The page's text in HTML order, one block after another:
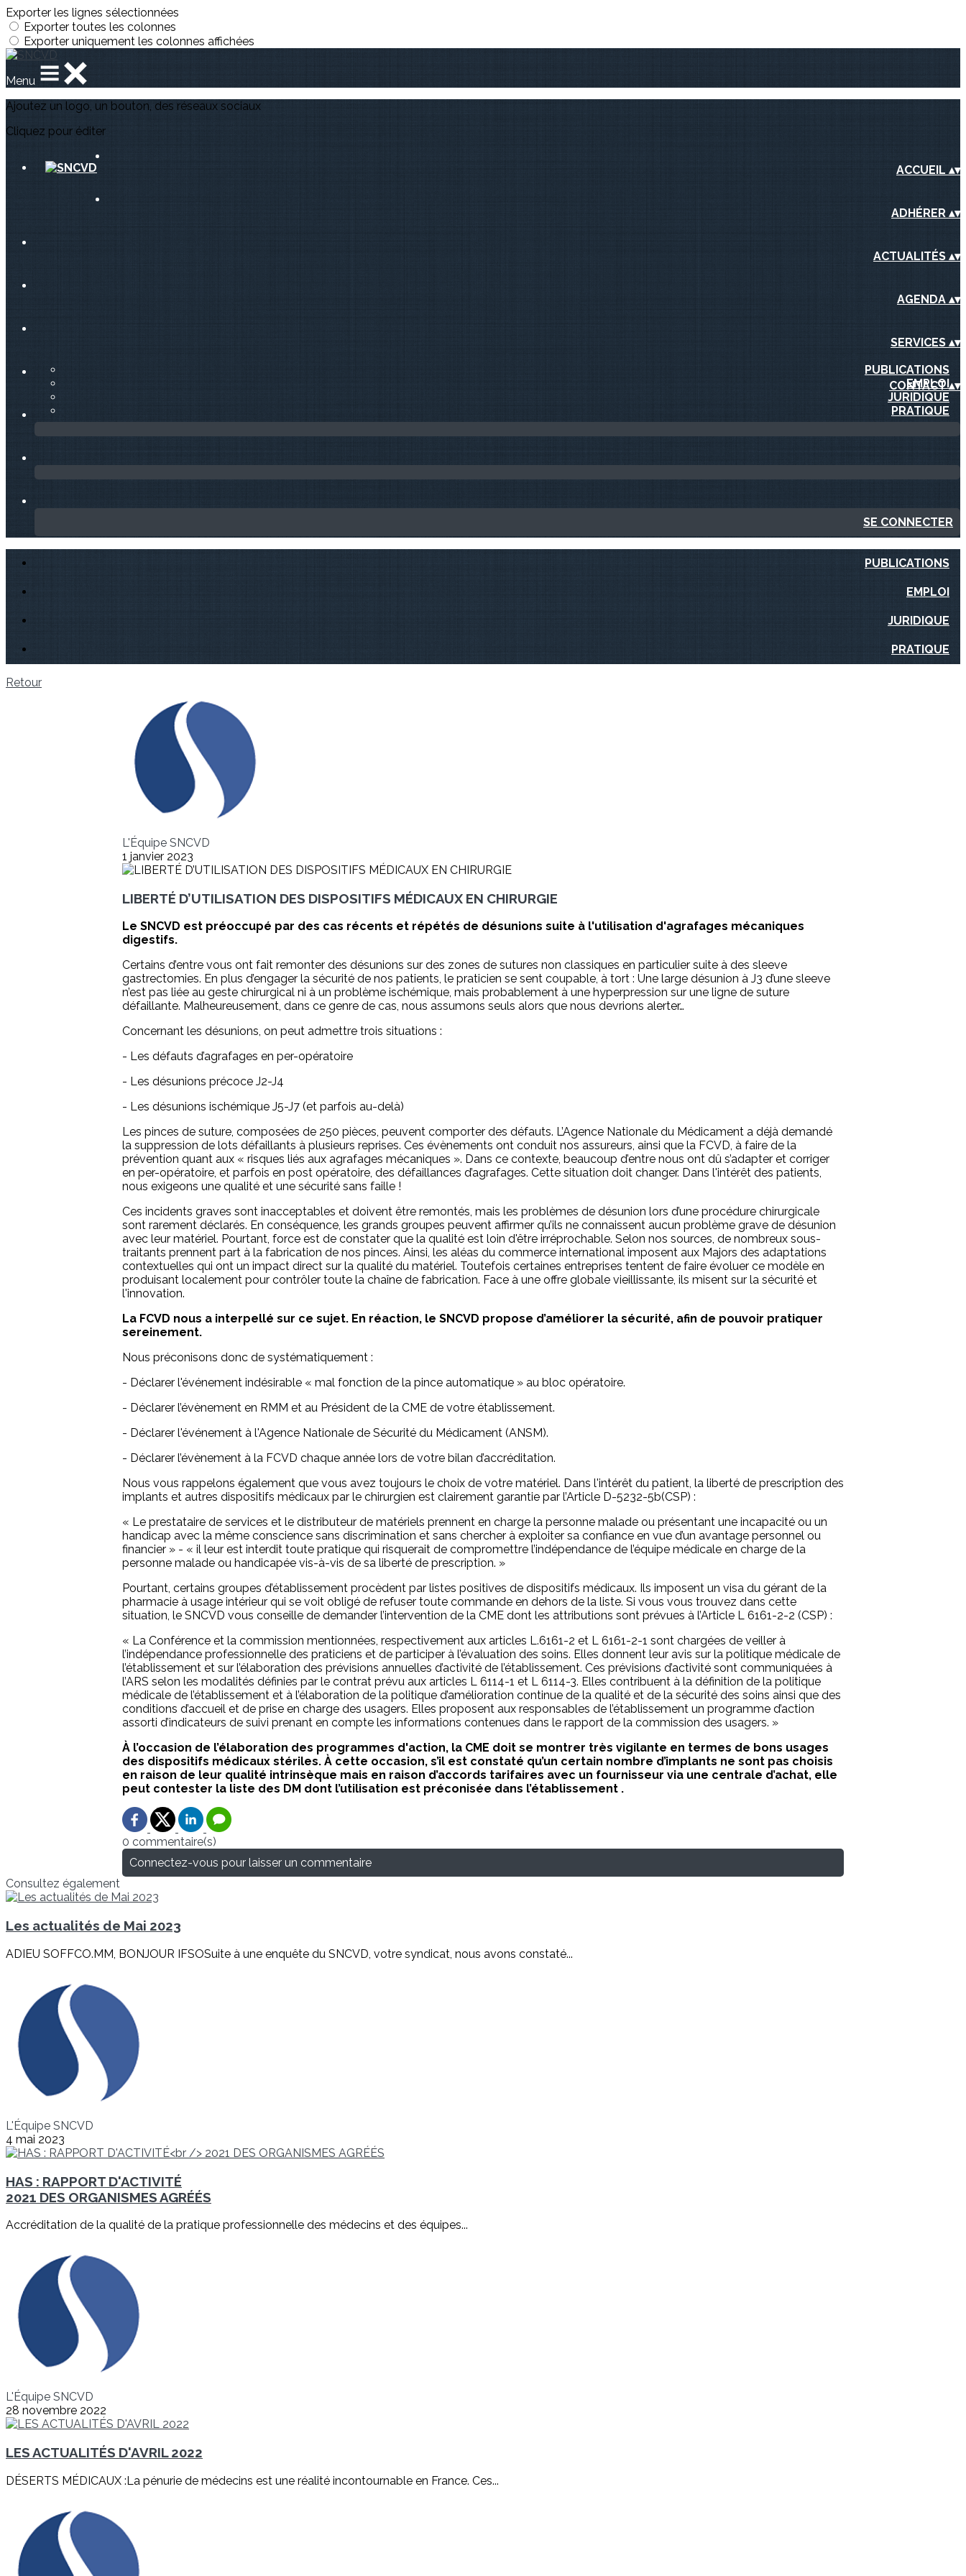
Exporter les lignes sélectionnées
Exporter toutes les colonnes
Exporter uniquement les colonnes affichées
Menu
Ajoutez un logo, un bouton, des réseaux sociaux
Cliquez pour éditer
ACCUEIL ▴▾
ADHÉRER ▴▾
ACTUALITÉS ▴▾
AGENDA ▴▾
SERVICES ▴▾
PUBLICATIONS
EMPLOI
JURIDIQUE
PRATIQUE
CONTACT▴▾
SE CONNECTER
PUBLICATIONS
EMPLOI
JURIDIQUE
PRATIQUE
Retour
L'Équipe SNCVD
1 janvier 2023
LIBERTÉ D’UTILISATION DES DISPOSITIFS MÉDICAUX EN CHIRURGIE
Le SNCVD est préoccupé par des cas récents et répétés de désunions suite à l'utilisation d'agrafages mécaniques
digestifs.
Certains d’entre vous ont fait remonter des désunions sur des zones de sutures non classiques en particulier suite à des sleeve
gastrectomies. En plus d’engager la sécurité de nos patients, le praticien se sent coupable, à tort : Une large désunion à J3 d’une sleeve
n’est pas liée au geste chirurgical ni à un problème ischémique, mais probablement à une hyperpression sur une ligne de suture
défaillante. Malheureusement, dans ce genre de cas, nous assumons seuls alors que nous devrions alerter…
Concernant les désunions, on peut admettre trois situations :
- Les défauts d’agrafages en per-opératoire
- Les désunions précoce J2-J4
- Les désunions ischémique J5-J7 (et parfois au-delà)
Les pinces de suture, composées de 250 pièces, peuvent comporter des défauts. L’Agence Nationale du Médicament a déjà demandé
la suppression de lots défaillants à plusieurs reprises. Ces évènements ont conduit nos assureurs, ainsi que la FCVD, à faire de la
prévention quant aux « risques liés aux agrafages mécaniques ». Dans ce contexte, beaucoup d’entre nous ont dû s’adapter et corriger
en per-opératoire, et parfois en post opératoire, des défaillances d’agrafages. Cette situation doit changer. Dans l'intérêt des patients,
nous exigeons une qualité et une sécurité sans faille !
Ces incidents graves sont inacceptables et doivent être remontés, mais les problèmes de désunion lors d’une procédure chirurgicale
sont rarement déclarés. En conséquence, les grands groupes peuvent affirmer qu’ils ne connaissent aucun problème grave de désunion
avec leur matériel. Pourtant, force est de constater que la qualité est loin d'être irréprochable. Selon nos sources, de nombreux sous-
traitants prennent part à la fabrication de nos pinces. Ainsi, les aléas du commerce international imposent aux Majors des adaptations
contextuelles qui ont un impact direct sur la qualité du matériel. Toutefois certaines entreprises tentent de faire évoluer ce modèle en
produisant localement pour contrôler toute la chaîne de fabrication. Face à une offre globale vieillissante, ils misent sur la sécurité et
l'innovation.
La FCVD nous a interpellé sur ce sujet. En réaction, le SNCVD propose d’améliorer la sécurité, afin de pouvoir pratiquer
sereinement.
Nous préconisons donc de systématiquement :
- Déclarer l'événement indésirable « mal fonction de la pince automatique » au bloc opératoire.
- Déclarer l’évènement en RMM et au Président de la CME de votre établissement.
- Déclarer l'événement à l'Agence Nationale de Sécurité du Médicament (ANSM).
- Déclarer l’évènement à la FCVD chaque année lors de votre bilan d’accréditation.
Nous vous rappelons également que vous avez toujours le choix de votre matériel. Dans l'intérêt du patient, la liberté de prescription des
implants et autres dispositifs médicaux par le chirurgien est clairement garantie par l’Article D-5232-5b(CSP) :
« Le prestataire de services et le distributeur de matériels prennent en charge la personne malade ou présentant une incapacité ou un
handicap avec la même conscience sans discrimination et sans chercher à exploiter sa confiance en vue d’un avantage personnel ou
financier » - « il leur est interdit toute pratique qui risquerait de compromettre l’indépendance de l’équipe médicale en charge de la
personne malade ou handicapée vis-à-vis de sa liberté de prescription. »
Pourtant, certains groupes d’établissement procèdent par listes positives de dispositifs médicaux. Ils imposent un visa du gérant de la
pharmacie à usage intérieur qui se voit obligé de refuser toute commande en dehors de la liste. Si vous vous trouvez dans cette
situation, le SNCVD vous conseille de demander l’intervention de la CME dont les attributions sont prévues à l’Article L 6161-2-2 (CSP) :
« La Conférence et la commission mentionnées, respectivement aux articles L.6161-2 et L 6161-2-1 sont chargées de veiller à
l’indépendance professionnelle des praticiens et de participer à l’évaluation des soins. Elles donnent leur avis sur la politique médicale de
l’établissement et sur l’élaboration des prévisions annuelles d’activité de l’établissement. Ces prévisions d’activité sont communiquées à
l’ARS selon les modalités définies par le contrat prévu aux articles L 6114-1 et L 6114-3. Elles contribuent à la définition de la politique
médicale de l’établissement et à l’élaboration de la politique d’amélioration continue de la qualité et de la sécurité des soins ainsi que des
conditions d’accueil et de prise en charge des usagers. Elles proposent aux responsables de l’établissement un programme d’action
assorti d’indicateurs de suivi prenant en compte les informations contenues dans le rapport de la commission des usagers. »
À l’occasion de l’élaboration des programmes d'action, la CME doit se montrer très vigilante en termes de bons usages
des dispositifs médicaux stériles. À cette occasion, s’il est constaté qu’un certain nombre d’implants ne sont pas choisis
en raison de leur qualité intrinsèque mais en raison d’accords tarifaires avec un fournisseur via une centrale d’achat, elle
peut contester la liste des DM dont l’utilisation est préconisée dans l’établissement .
0 commentaire(s)
Connectez-vous pour laisser un commentaire
Consultez également
Les actualités de Mai 2023
ADIEU SOFFCO.MM, BONJOUR IFSOSuite à une enquête du SNCVD, votre syndicat, nous avons constaté...
L'Équipe SNCVD
4 mai 2023
HAS : RAPPORT D'ACTIVITÉ
2021 DES ORGANISMES AGRÉÉS
Accréditation de la qualité de la pratique professionnelle des médecins et des équipes...
L'Équipe SNCVD
28 novembre 2022
LES ACTUALITÉS D'AVRIL 2022
DÉSERTS MÉDICAUX :La pénurie de médecins est une réalité incontournable en France. Ces...